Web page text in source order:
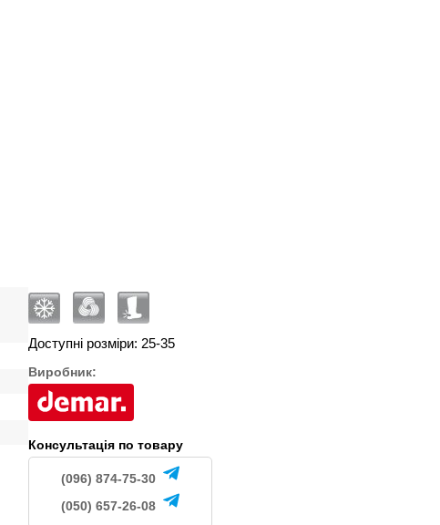
Доступні розміри: 25-35
Виробник:
Консультація по товару
(096) 874-75-30
(050) 657-26-08